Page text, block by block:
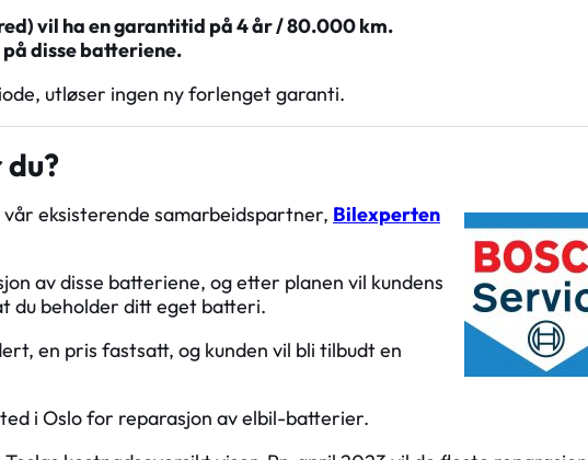
vil ha en garantitid på 4 år / 80.000 km.
disse batteriene.
utløser ingen ny forlenget garanti.
eksisterende samarbeidspartner, Bilexperten
av disse batteriene, og etter planen vil kundens
du beholder ditt eget batteri.
en pris fastsatt, og kunden vil bli tilbudt en
i Oslo for reparasjon av elbil-batterier.